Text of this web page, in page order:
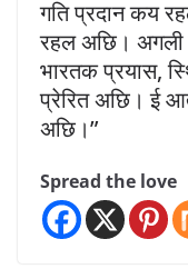
गति प्रदान कय
रहल अछि। अगली
भारतक प्रयास,
प्रेरित अछि। ई
अछि।”
Spread the love